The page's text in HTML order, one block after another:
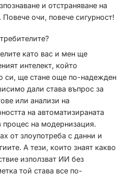
и отстраняване на
Повече очи, повече сигурност!
като вас и мен ще
интелект, който
си, ще стане още по-надежден
дали става въпрос за
или анализи на
на автоматизираната
процес на модернизация.
от злоупотреба с данни и
А тези, които знаят какво
използват ИИ без
той става все по-